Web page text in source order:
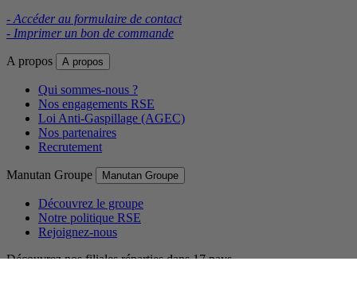
- Accéder au formulaire de contact
- Imprimer un bon de commande
A propos A propos
Qui sommes-nous ?
Nos engagements RSE
Loi Anti-Gaspillage (AGEC)
Nos partenaires
Recrutement
Manutan Groupe Manutan Groupe
Découvrez le groupe
Notre politique RSE
Rejoignez-nous
Découvrez nos filiales réparties dans 17 pays.